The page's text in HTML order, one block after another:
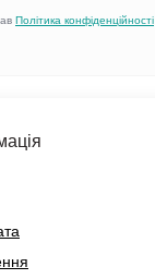
Політика конфіденційності